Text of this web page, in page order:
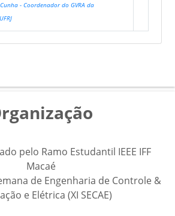
- Coordenador do GVRA da
pelo Ramo Estudantil IEEE IFF
Macaé
de Engenharia de Controle &
e Elétrica (XI SECAE)